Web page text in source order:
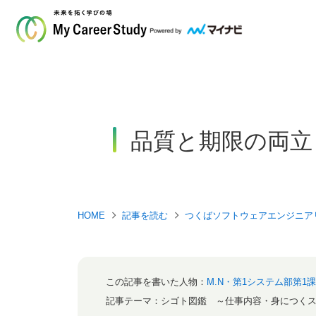
品質と期限の両
HOME 記事を読む つくばソフトウェアエンジニア
この記事を書いた人物： M.N・第1システム部第1課
記事テーマ： シゴト図鑑 ～仕事内容・身につく